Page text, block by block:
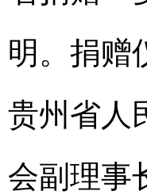
明。捐赠
贵州省人
会副理事